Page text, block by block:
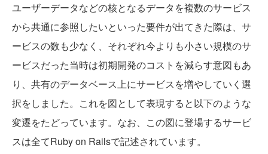
ユーザーデータなどの核となるデータを複数のサービス
から共通に参照したいといった要件が出てきた際は、サ
ービスの数も少なく、それぞれ今よりも小さい規模のサ
ービスだった当時は初期開発のコストを減らす意図もあ
り、共有のデータベース上にサービスを増やしていく選
択をしました。これを図として表現すると以下のような
変遷をたどっています。なお、この図に登場するサービ
スは全てRuby on Railsで記述されています。